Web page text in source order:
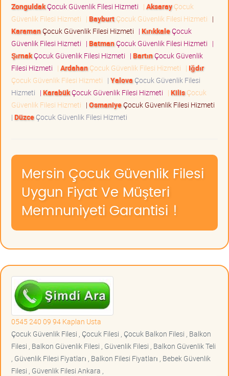
ZonguldakÇocuk Güvenlik Filesi Hizmeti | AksarayÇocuk
Güvenlik Filesi Hizmeti | BayburtÇocuk Güvenlik Filesi Hizmeti |
KaramanÇocuk Güvenlik Filesi Hizmeti | KırıkkaleÇocuk
Güvenlik Filesi Hizmeti | BatmanÇocuk Güvenlik Filesi Hizmeti |
ŞırnakÇocuk Güvenlik Filesi Hizmeti | BartınÇocuk Güvenlik
Filesi Hizmeti | ArdahanÇocuk Güvenlik Filesi Hizmeti | Iğdır
Çocuk Güvenlik Filesi Hizmeti | Yalova Çocuk Güvenlik Filesi
Hizmeti | KarabükÇocuk Güvenlik Filesi Hizmeti | KilisÇocuk
Güvenlik Filesi Hizmeti | OsmaniyeÇocuk Güvenlik Filesi Hizmeti
| DüzceÇocuk Güvenlik Filesi Hizmeti
Mersin Çocuk Güvenlik Filesi
Uygun Fiyat Ve Müşteri
Memnuniyeti Garantisi !
0545 240 09 94 Kaplan Usta
Çocuk Güvenlik Filesi , Çocuk Filesi , Çocuk Balkon Filesi , Balkon
Filesi , Balkon Güvenlik Filesi , Güvenlik Filesi , Balkon Güvenlik Teli
, Güvenlik Filesi Fiyatları , Balkon Filesi Fiyatları , Bebek Güvenlik
Filesi , Güvenlik Filesi Ankara ,